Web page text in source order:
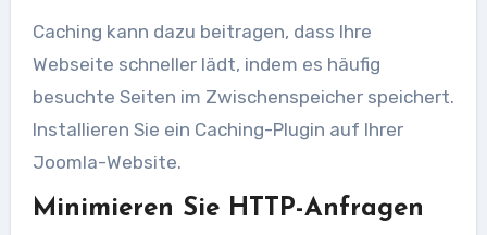
Caching kann dazu beitragen, dass Ihre
Webseite schneller lädt, indem es häufig
besuchte Seiten im Zwischenspeicher speichert.
Installieren Sie ein Caching-Plugin auf Ihrer
Joomla-Website.
Minimieren Sie HTTP-Anfragen